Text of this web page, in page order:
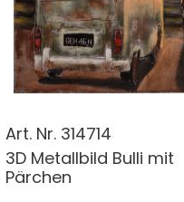
Art. Nr. 314714
3D Metallbild Bulli mit
Pärchen